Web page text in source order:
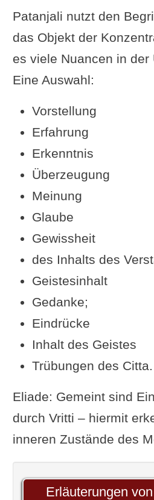
Patanjali nutzt den
das Objekt der
es viele Nuancen in der
Eine Auswahl:
Vorstellung
Erfahrung
Erkenntnis
Überzeugung
Meinung
Glaube
Gewissheit
des Inhalts des
Geistesinhalt
Gedanke;
Eindrücke
Inhalt des Geistes
Trübungen des Citta.
Eliade: Gemeint sind
durch Vritti – hiermit
inneren Zustände des
Erläuterungen